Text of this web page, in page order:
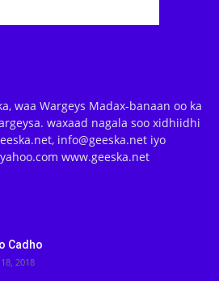
waa Wargeys Madax-banaan oo ka
waxaad nagala soo xidhiidhi
info@geeska.net iyo
www.geeska.net
Cadho
2018